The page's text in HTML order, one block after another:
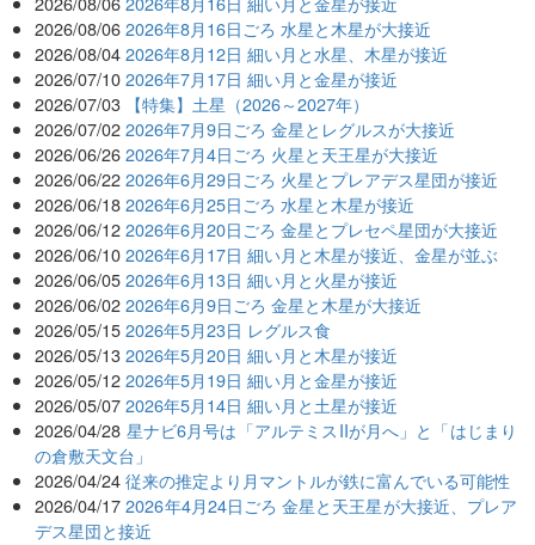
2026/08/06 2026年8月16日ごろ 水星と木星が大接近
2026/08/04 2026年8月12日 細い月と水星、木星が接近
2026/07/10 2026年7月17日 細い月と金星が接近
2026/07/03 【特集】土星（2026～2027年）
2026/07/02 2026年7月9日ごろ 金星とレグルスが大接近
2026/06/26 2026年7月4日ごろ 火星と天王星が大接近
2026/06/22 2026年6月29日ごろ 火星とプレアデス星団が接近
2026/06/18 2026年6月25日ごろ 水星と木星が接近
2026/06/12 2026年6月20日ごろ 金星とプレセペ星団が大接近
2026/06/10 2026年6月17日 細い月と木星が接近、金星が並ぶ
2026/06/05 2026年6月13日 細い月と火星が接近
2026/06/02 2026年6月9日ごろ 金星と木星が大接近
2026/05/15 2026年5月23日 レグルス食
2026/05/13 2026年5月20日 細い月と木星が接近
2026/05/12 2026年5月19日 細い月と金星が接近
2026/05/07 2026年5月14日 細い月と土星が接近
2026/04/28 星ナビ6月号は「アルテミスIIが月へ」と「はじまり
の倉敷天文台」
2026/04/24 従来の推定より月マントルが鉄に富んでいる可能性
2026/04/17 2026年4月24日ごろ 金星と天王星が大接近、プレア
デス星団と接近